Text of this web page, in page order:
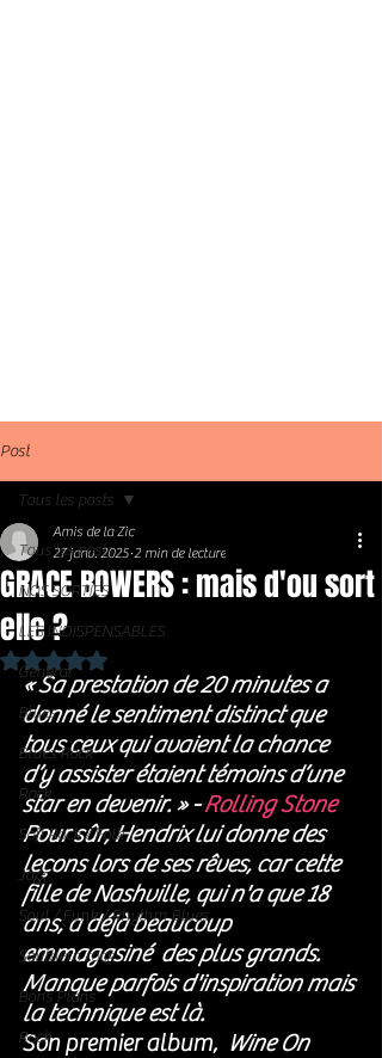
Post
Tous les posts
NOS SORTIES
LES INDISPENSABLES
Général
Blues
Blues Rock
Rock
Soft Rock / Folk
Jazz
Soul / Funk / Rhythm Blues
Southern rock
Bons Plans
Rock
Tous les posts
GRACE BOWERS : mais d'ou sort
elle ?
Amis de la Zic
27 janv. 2025 2 min de lecture
Noté NaN étoiles sur 5.
« Sa prestation de 20 minutes a
donné le sentiment distinct que
tous ceux qui avaient la chance
d’y assister étaient témoins d’une
star en devenir. » - Rolling Stone
Pour sûr, Hendrix lui donne des
leçons lors de ses rêves, car cette
fille de Nashville, qui n'a que 18
ans, a déjà beaucoup
emmagasiné  des plus grands.
Manque parfois d'inspiration mais
la technique est là.
Son premier album, Wine On